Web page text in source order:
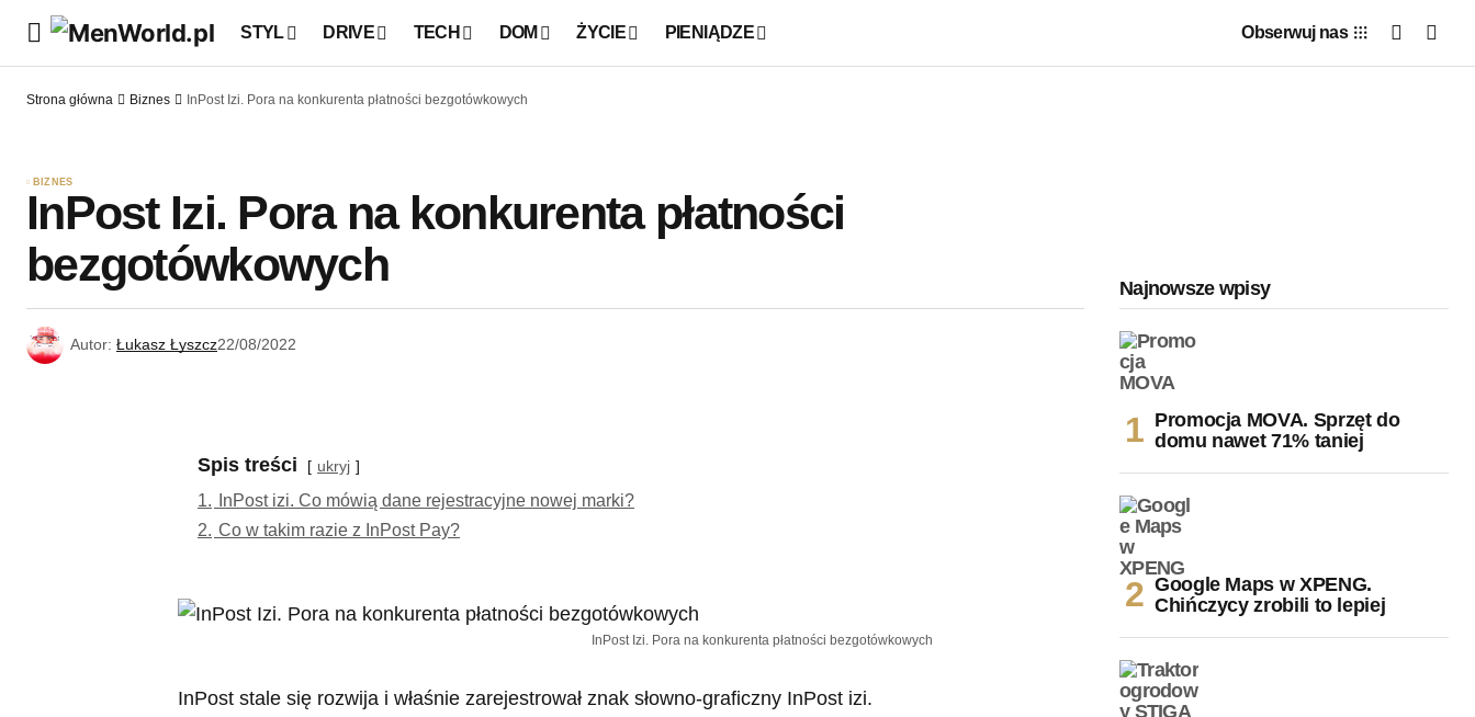
STYL DRIVE TECH DOM ŻYCIE PIENIĄDZE Obserwuj nas
Strona główna Biznes InPost Izi. Pora na konkurenta płatności bezgotówkowych
BIZNES
InPost Izi. Pora na konkurenta płatności
bezgotówkowych
Autor: Łukasz Łyszcz22/08/2022
Spis treści ukryj
1.
InPost izi. Co mówią dane rejestracyjne nowej marki?
2. Co w takim razie z InPost Pay?
InPost Izi. Pora na konkurenta płatności bezgotówkowych
InPost stale się rozwija i właśnie zarejestrował znak słowno-graficzny InPost izi.
Najnowsze wpisy
Promocja MOVA. Sprzęt do
domu nawet 71% taniej
Google Maps w XPENG.
Chińczycy zrobili to lepiej